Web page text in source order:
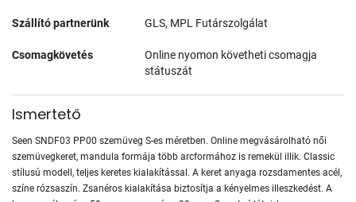
Szállító partnerünk GLS, MPL Futárszolgálat
Csomagkövetés
Online nyomon követheti csomagja
státuszát
Ismertető
Seen SNDF03 PP00 szemüveg S-es méretben. Online megvásárolható női
szemüvegkeret, mandula formája több arcformához is remekül illik. Classic
stílusú modell, teljes keretes kialakítással. A keret anyaga rozsdamentes acél,
színe rózsaszín. Zsanéros kialakítása biztosítja a kényelmes illeszkedést. A